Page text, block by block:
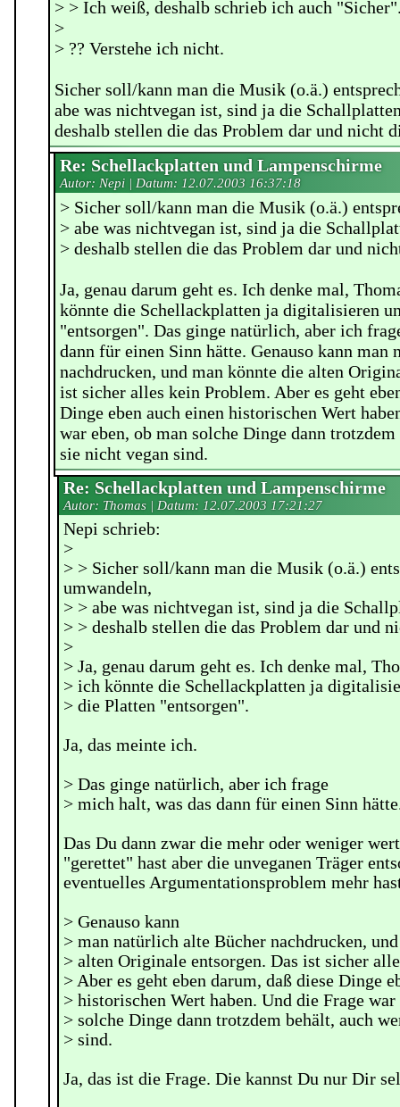
> > Ich weiß, deshalb schrieb ich auch
>
> ?? Verstehe ich nicht.
Sicher soll/kann man die Musik (o.ä.)
abe was nichtvegan ist, sind ja die
deshalb stellen die das Problem dar und nicht
Re: Schellackplatten und Lampenschirme
Autor: Nepi | Datum: 12.07.2003 16:37:18
> Sicher soll/kann man die Musik (o.ä.)
> abe was nichtvegan ist, sind ja die
> deshalb stellen die das Problem dar und
Ja, genau darum geht es. Ich denke mal,
könnte die Schellackplatten ja digitalisieren
"entsorgen". Das ginge natürlich, aber ich
dann für einen Sinn hätte. Genauso kann man
nachdrucken, und man könnte die alten
ist sicher alles kein Problem. Aber es geht
Dinge eben auch einen historischen Wert
war eben, ob man solche Dinge dann
sie nicht vegan sind.
Re: Schellackplatten und Lampenschirme
Autor: Thomas | Datum: 12.07.2003 17:21:27
Nepi schrieb:
>
> > Sicher soll/kann man die Musik (o.ä.)
umwandeln,
> > abe was nichtvegan ist, sind ja die
> > deshalb stellen die das Problem dar und
>
> Ja, genau darum geht es. Ich denke mal,
> ich könnte die Schellackplatten ja
> die Platten "entsorgen".
Ja, das meinte ich.
> Das ginge natürlich, aber ich frage
> mich halt, was das dann für einen Sinn
Das Du dann zwar die mehr oder weniger
"gerettet" hast aber die unveganen Träger
eventuelles Argumentationsproblem mehr
> Genauso kann
> man natürlich alte Bücher nachdrucken,
> alten Originale entsorgen. Das ist sicher
> Aber es geht eben darum, daß diese Dinge
> historischen Wert haben. Und die Frage war
> solche Dinge dann trotzdem behält, auch
> sind.
Ja, das ist die Frage. Die kannst Du nur Dir